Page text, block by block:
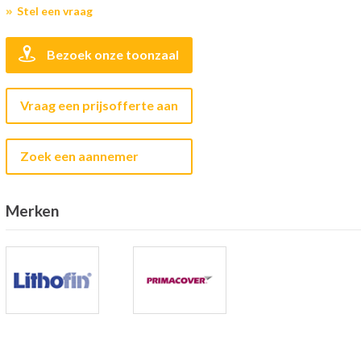
Stel een vraag
Bezoek onze toonzaal
Vraag een prijsofferte aan
Zoek een aannemer
Merken